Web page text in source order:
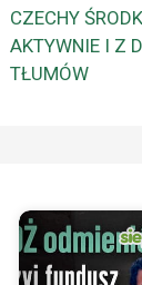
CZECHY
AKTYWNIE I Z
TŁUMÓW